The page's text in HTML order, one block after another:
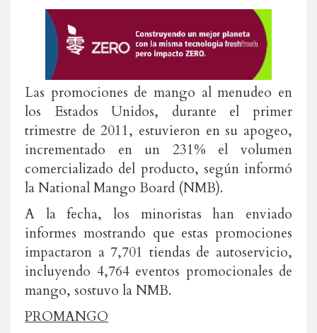
Las promociones de mango al menudeo en
los Estados Unidos, durante el primer
trimestre de 2011, estuvieron en su apogeo,
incrementado en un 231% el volumen
comercializado del producto, según informó
la National Mango Board (NMB).
A la fecha, los minoristas han enviado
informes mostrando que estas promociones
impactaron a 7,701 tiendas de autoservicio,
incluyendo 4,764 eventos promocionales de
mango, sostuvo la NMB.
PROMANGO